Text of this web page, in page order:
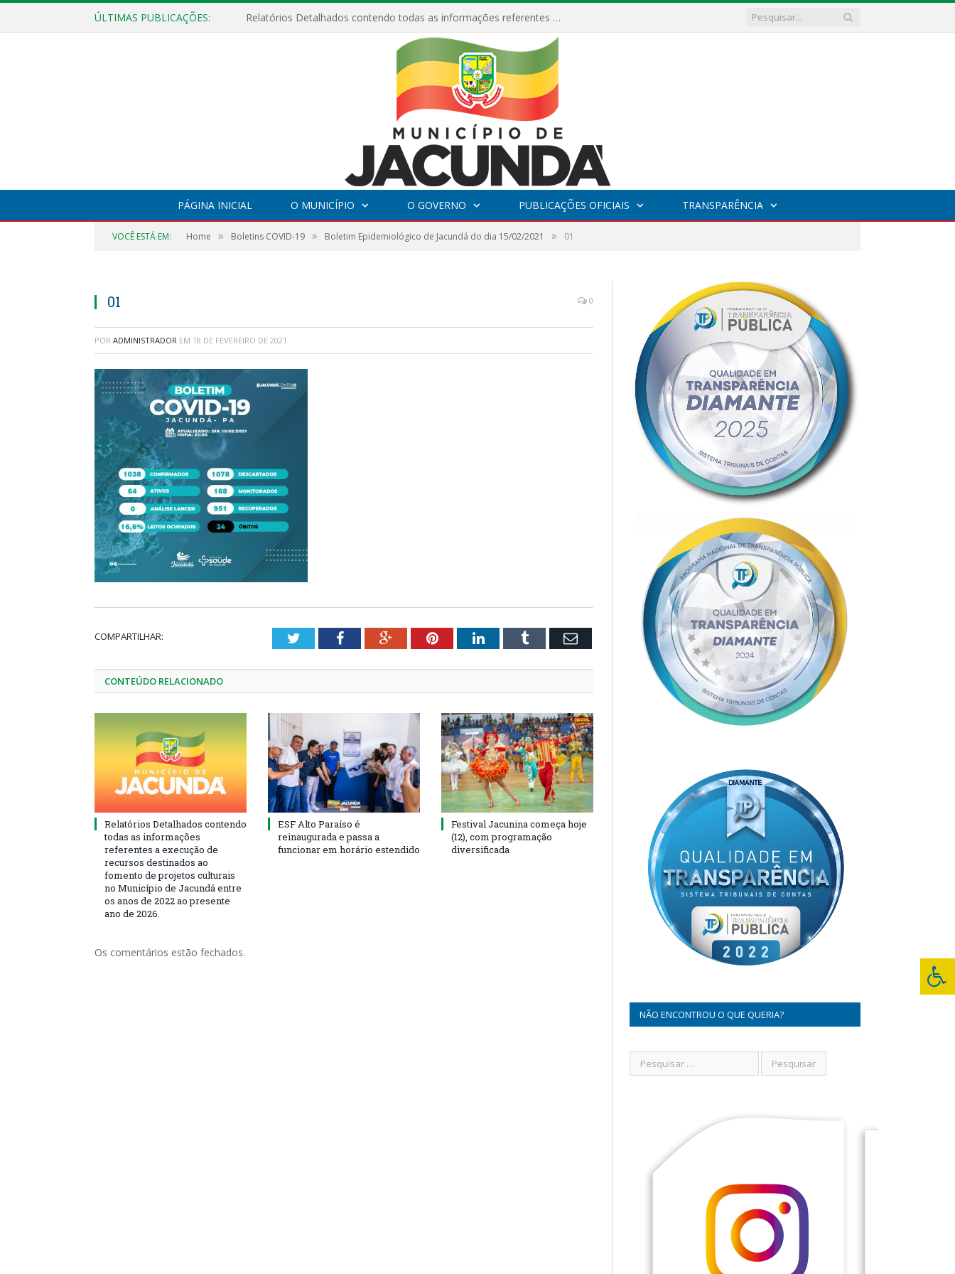
ÚLTIMAS PUBLICAÇÕES: ESF Alto Paraíso é reinaugurada e passa a funcionar em horário estendido
PÁGINA INICIAL O MUNICÍPIO O GOVERNO PUBLICAÇÕES OFICIAIS TRANSPARÊNCIA
VOCÊ ESTÁ EM: Home » Boletins COVID-19 » Boletim Epidemiológico de Jacundá do dia 15/02/2021 » 01
01 0
POR ADMINISTRADOR EM 18 DE FEVEREIRO DE 2021
COMPARTILHAR: TwitterFacebookGoogle+PinterestLinkedInTumblr Email
CONTEÚDO RELACIONADO
Relatórios Detalhados contendo
todas as informações
referentes a execução de
recursos destinados ao
fomento de projetos culturais
no Município de Jacundá entre
os anos de 2022 ao presente
ano de 2026.
ESF Alto Paraíso é
reinaugurada e passa a
funcionar em horário estendido
Festival Jacunina começa hoje
(12), com programação
diversificada
Os comentários estão fechados.
NÃO ENCONTROU O QUE QUERIA?